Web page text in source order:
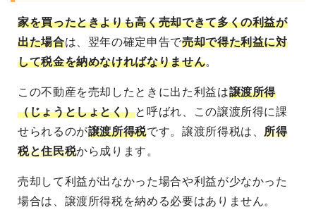
家を買ったときよりも高く売却できて多くの利益が
出た場合は、翌年の確定申告で売却で得た利益に対
して税金を納めなければなりません。
この不動産を売却したときに出た利益は譲渡所得
（じょうとしょとく）と呼ばれ、この譲渡所得に課
せられるのが譲渡所得税です。譲渡所得税は、所得
税と住民税から成ります。
売却して利益が出なかった場合や利益が少なかった
場合は、譲渡所得税を納める必要はありません。